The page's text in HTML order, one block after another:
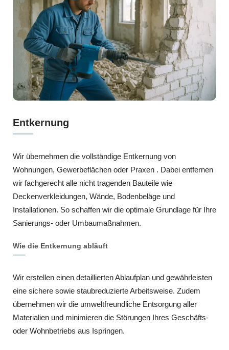
Entkernung
Wir übernehmen die vollständige Entkernung von
Wohnungen, Gewerbeflächen oder Praxen . Dabei entfernen
wir fachgerecht alle nicht tragenden Bauteile wie
Deckenverkleidungen, Wände, Bodenbeläge und
Installationen. So schaffen wir die optimale Grundlage für Ihre
Sanierungs- oder Umbaumaßnahmen.
Wie die Entkernung abläuft
Wir erstellen einen detaillierten Ablaufplan und gewährleisten
eine sichere sowie staubreduzierte Arbeitsweise. Zudem
übernehmen wir die umweltfreundliche Entsorgung aller
Materialien und minimieren die Störungen Ihres Geschäfts-
oder Wohnbetriebs aus Ispringen.